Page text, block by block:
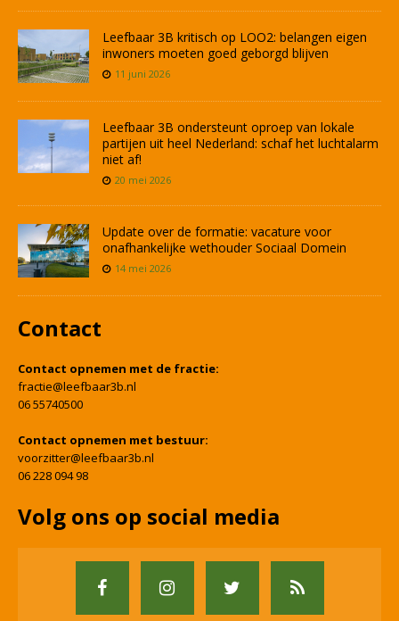
Leefbaar 3B kritisch op LOO2: belangen eigen
inwoners moeten goed geborgd blijven
11 juni 2026
Leefbaar 3B ondersteunt oproep van lokale
partijen uit heel Nederland: schaf het luchtalarm
niet af!
20 mei 2026
Update over de formatie: vacature voor
onafhankelijke wethouder Sociaal Domein
14 mei 2026
Contact
Contact opnemen met de fractie:
fractie@leefbaar3b.nl
06 55740500
Contact opnemen met bestuur:
voorzitter@leefbaar3b.nl
06 228 094 98
Volg ons op social media